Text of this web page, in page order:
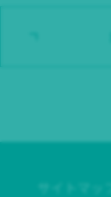
サイトマップ